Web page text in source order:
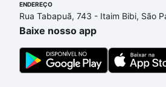
Se ainda tem alguma dúvida
no processo de compra, veja
quanto custa comprar um
a gente para comprar o imóvel
com segurança e conforto. Loft,
ENDEREÇO
Rua Tabapuã, 743 - Itaim Bibi, São
Baixe nosso app